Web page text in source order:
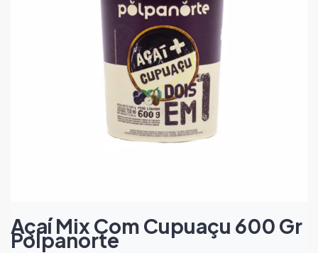
Açaí Mix Com Cupuaçu 600 Gr
Polpanorte